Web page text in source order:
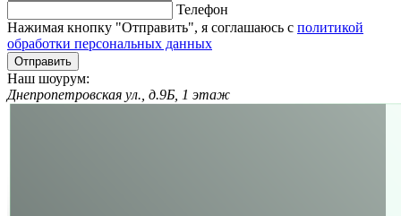
Телефон
Нажимая кнопку "Отправить", я соглашаюсь с политикой
обработки персональных данных
Отправить
Наш шоурум:
Днепропетровская ул., д.9Б, 1 этаж